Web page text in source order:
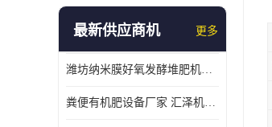
最新供应商机 更多
潍坊纳米膜好氧发酵堆肥机定制
粪便有机肥设备厂家 汇泽机械 免费报价